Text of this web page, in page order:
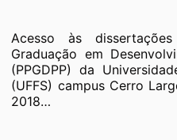
Acesso às
Graduação em
(PPGDPP) da
(UFFS) campus Cerro
2018…